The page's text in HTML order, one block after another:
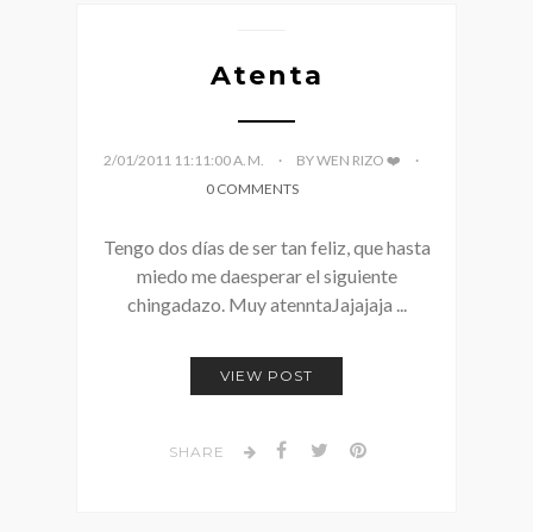
Atenta
2/01/2011 11:11:00 A. M.
BY WEN RIZO ❤️
0 COMMENTS
Tengo dos días de ser tan feliz, que hasta
miedo me daesperar el siguiente
chingadazo. Muy atenntaJajajaja ...
VIEW POST
SHARE